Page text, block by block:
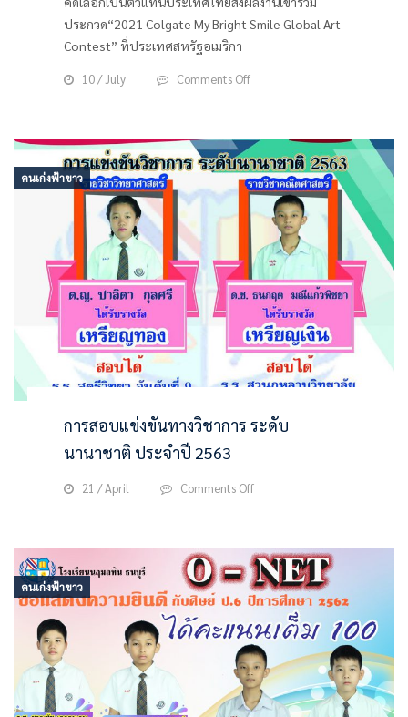
ประกวด“2021 Colgate My Bright Smile Global Art
Contest” ที่ประเทศสหรัฐอเมริกา
10 / July Comments Off
กัญญา
วีร์
มี
รอด
ชั้น
ประถม
ศึกษา
ปี
4
รับ
ชมเชย
ภาพ
คนเก่งฟ้าขาว
การสอบแข่งขันทางวิชาการ ระดับ
นานาชาติ ประจำปี 2563
21 / April Comments Off
ทาง
วิชาการ
ระดับ
นานาชาติ
ประจำ
ปี
2563
คนเก่งฟ้าขาว